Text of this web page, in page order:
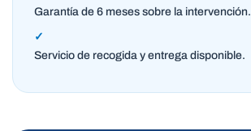
Garantía de 6 meses sobre la intervención.
✓
Servicio de recogida y entrega disponible.